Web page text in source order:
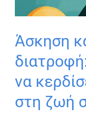
Άσκηση
να
στη ζωή